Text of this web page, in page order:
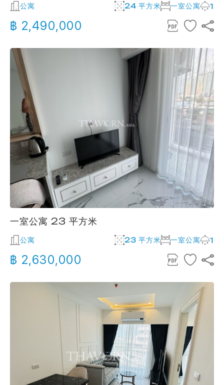
公寓 24 平方米 一室公寓 1
฿ 2,490,000
一室公寓 23 平方米
公寓 23 平方米 一室公寓 1
฿ 2,630,000